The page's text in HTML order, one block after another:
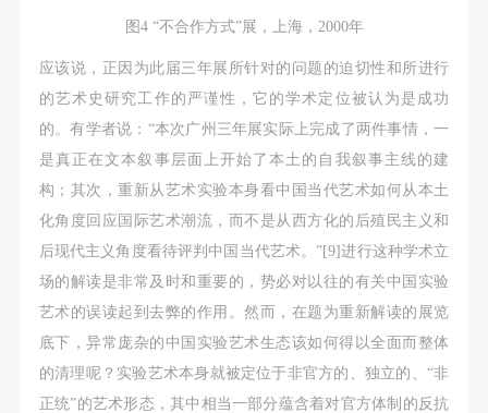
图4 “不合作方式”展，上海，2000年
应该说，正因为此届三年展所针对的问题的迫切性和所进行
的艺术史研究工作的严谨性，它的学术定位被认为是成功
的。有学者说：“本次广州三年展实际上完成了两件事情，一
是真正在文本叙事层面上开始了本土的自我叙事主线的建
构；其次，重新从艺术实验本身看中国当代艺术如何从本土
化角度回应国际艺术潮流，而不是从西方化的后殖民主义和
后现代主义角度看待评判中国当代艺术。”[9]进行这种学术立
场的解读是非常及时和重要的，势必对以往的有关中国实验
艺术的误读起到去弊的作用。然而，在题为重新解读的展览
底下，异常庞杂的中国实验艺术生态该如何得以全面而整体
的清理呢？实验艺术本身就被定位于非官方的、独立的、“非
正统”的艺术形态，其中相当一部分蕴含着对官方体制的反抗